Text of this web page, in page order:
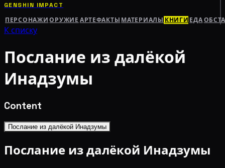
GENSHIN IMPACT
ПЕРСОНАЖИ ОРУЖИЕ АРТЕФАКТЫ МАТЕРИАЛЫ КНИГИ ЕДА
К списку
Послание из далёкой
Инадзумы
Content
Послание из далёкой Инадзумы
Послание из далёкой Инадзумы